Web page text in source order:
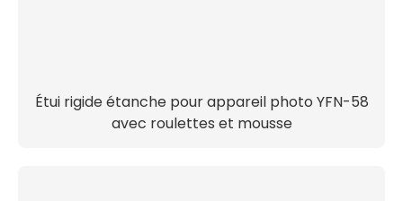
Étui rigide étanche pour appareil photo YFN-58
avec roulettes et mousse